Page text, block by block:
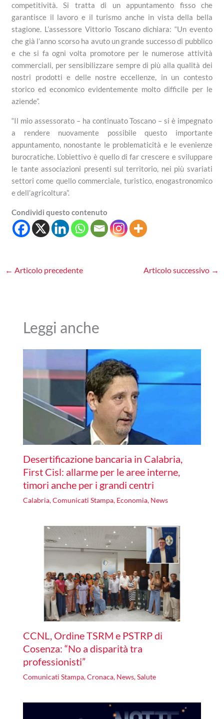
competitività. Si tratta di un appuntamento fisso che
garantisce il lavoro e il turismo anche in vista della bella
stagione. L’assessore Vittorio Toscano dichiara: “Un evento
che già l’anno scorso ha avuto un grande successo di pubblico
e che si fa ogni volta promotore per le numerose attività
commerciali, per sensibilizzare sempre di più alla qualità dei
nostri prodotti e delle nostre eccellenze, in un contesto
storico ed economico evidentemente molto difficile per le
aziende”.
“Il mio assessorato – ha continuato Toscano – si è impegnato
a rendere nuovamente possibile questo importante
appuntamento, nonostante le problematicità e le evenienze
burocratiche. L’obiettivo è quello di far crescere e sviluppare
le tante associazioni presenti sul territorio, nei più svariati
settori come quello commerciale, turistico, enogastronomico
e dell’agricoltura”.
Condividi questo contenuto
← Articolo precedente Articolo successivo →
Leggi anche
Desertificazione bancaria in Calabria,
First Cisl: allarme per le aree interne,
timori anche per i grandi centri
Calabria,Comunicati Stampa, Economia, News
CCNL, Ordine TSRM e PSTRP di
Cosenza: “No a disparità tra
professionisti”
Comunicati Stampa,Cronaca, News,Salute